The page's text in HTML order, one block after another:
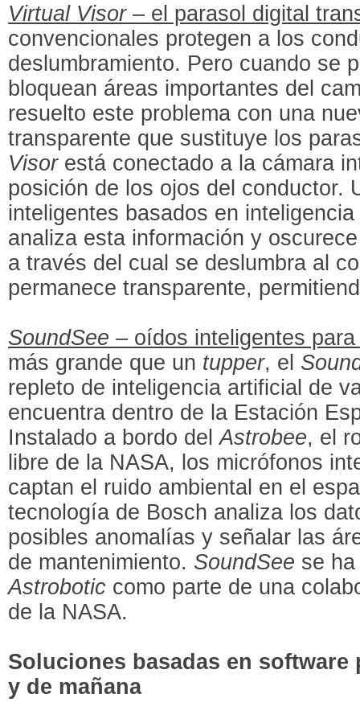
Virtual Visor– el parasol digital
convencionales protegen a los
deslumbramiento. Pero cuando se
bloquean áreas importantes del
resuelto este problema con una
transparente que sustituye los
Visorestá conectado a la cámara
posición de los ojos del conductor.
inteligentes basados en
analiza esta información y
a través del cual se deslumbra al
permanece transparente,
SoundSee – oídos inteligentes
más grande que un tupper, el
repleto de inteligencia artificial de
encuentra dentro de la Estación
Instalado a bordo delAstrobee, el
libre de la NASA, los micrófonos
captan el ruido ambiental en el
tecnología de Bosch analiza los
posibles anomalías y señalar las
de mantenimiento. SoundSee se
Astrobotic como parte de una
de la NASA.
Soluciones basadas en
y de mañana